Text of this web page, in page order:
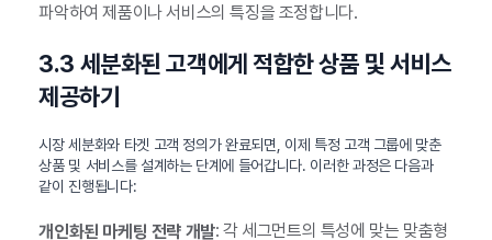
파악하여 제품이나 서비스의 특징을 조정합니다.
3.3 세분화된 고객에게 적합한 상품 및 서비스
제공하기
시장 세분화와 타겟 고객 정의가 완료되면, 이제 특정 고객 그룹에 맞춘
상품 및 서비스를 설계하는 단계에 들어갑니다. 이러한 과정은 다음과
같이 진행됩니다:
개인화된 마케팅 전략 개발: 각 세그먼트의 특성에 맞는 맞춤형